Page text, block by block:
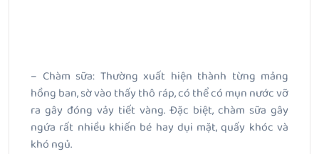
– Chàm sữa: Thường xuất hiện thành từng mảng
hồng ban, sờ vào thấy thô ráp, có thể có mụn nước vỡ
ra gây đóng vảy tiết vàng. Đặc biệt, chàm sữa gây
ngứa rất nhiều khiến bé hay dụi mặt, quấy khóc và
khó ngủ.